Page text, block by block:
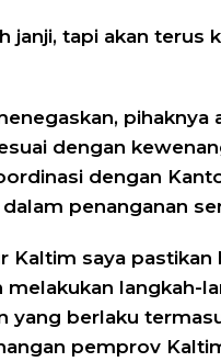
janji, tapi akan terus
pihaknya
dengan
dengan
penanganan
Kaltim saya
melakukan langkah-
yang berlaku
pemprov